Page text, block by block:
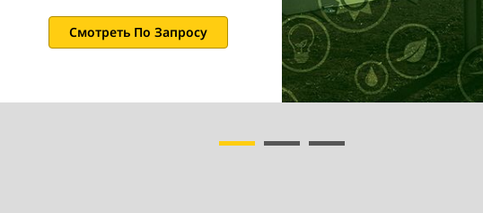
Смотреть По Запросу